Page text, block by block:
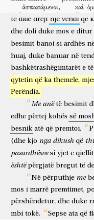
ἀσπασάμενοι, καὶ
παρεπίδημοί
kalimtarë
εἰσιν
janë
ἐπὶ
mbi
τῆς
ἐμφανίζουσιν ὅτι πατρίδα
μνημονεύουσιν
kujtojnë
ἀφ’
nga
ἧς
i cili
ἀνακάμψαι;
për t'u rikthyer
νῦν
tani
δὲ
por
ἐπουρανίου.
qiellor prandaj
Perëndi
ἐπικαλεῖσθαι
për t'u thirrur i
πίστει
besimi
προσενήνοχεν
ka ofruar
καὶ τὸν μονογενῆ
të vetmin ofronte
πρὸς
ndaj
ὃν
të cilit
ἐλαλήθη,
u fol
ὅτι
se
λογισάμενος
duke llogaritur
ὅτι
se
καὶ
δυνατὸς
i fuqishëm
ὁ Θεός,
Perëndia
ἐκομίσατο.
mori
πίστει
besimi edhe
Me anë të besimit,
të dalë drejt një vendi që
dhe doli duke mos e ditur
besimit banoi si ardhës
huaj, duke banuar në
bashkëtrashëgimtarët e të
qytetin që ka themele,
Perëndia.
Me anë të besimit
edhe përtej kohës së
besnik atë që premtoi.
(dhe kjo nga dikush që
pasardhësve si yjet e qiellit
është përgjatë bregut të
Në përputhje me
mos i marrë premtimet,
përshëndetur, dhe duke
mbi tokë. Sepse ata që